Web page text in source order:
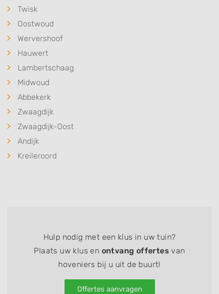
Twisk
Oostwoud
Wervershoof
Hauwert
Lambertschaag
Midwoud
Abbekerk
Zwaagdijk
Zwaagdijk-Oost
Andijk
Kreileroord
Hulp nodig met een klus in uw tuin?
Plaats uw klus en ontvang offertes van
hoveniers bij u uit de buurt!
Offertes aanvragen